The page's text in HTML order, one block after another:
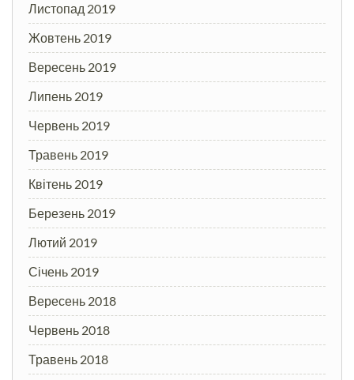
Листопад 2019
Жовтень 2019
Вересень 2019
Липень 2019
Червень 2019
Травень 2019
Квітень 2019
Березень 2019
Лютий 2019
Січень 2019
Вересень 2018
Червень 2018
Травень 2018